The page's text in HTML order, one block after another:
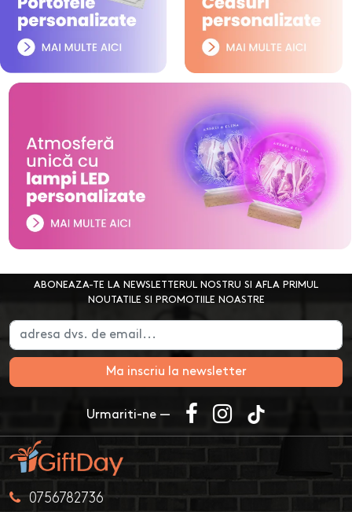
ABONEAZA-TE LA NEWSLETTERUL NOSTRU SI AFLA PRIMUL
NOUTATILE SI PROMOTIILE NOASTRE
Ma inscriu la newsletter
Urmariti-ne —
0756782736